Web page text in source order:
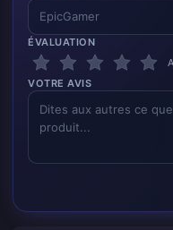
ÉVALUATION
VOTRE AVIS